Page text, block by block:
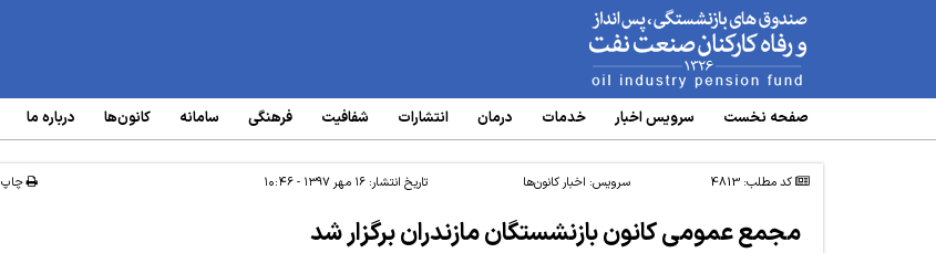
www.oipf.ir
صفحه نخست سرویس‌ اخبار خدمات درمان انتشارات شفافیت فرهنگی سامانه‌ کانون‌ها درباره ما
کد مطلب: 4813 سرویس: اخبار کانون‌ها تاریخ انتشار: ۱۶ مهر ۱۳۹۷ - ۱۰:۴۶ چاپ
مجمع عمومی کانون بازنشستگان مازندران برگزار شد